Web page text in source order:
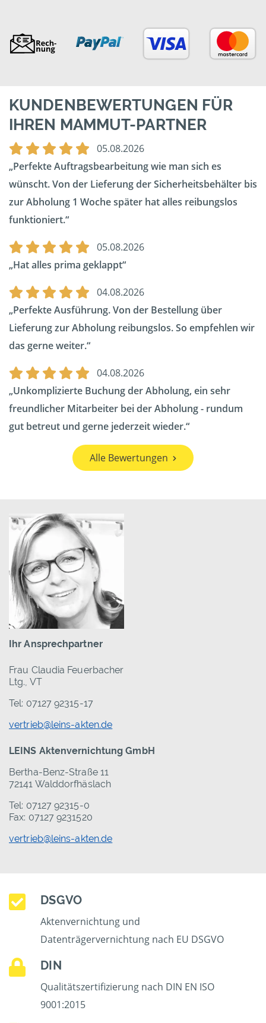
KUNDENBEWERTUNGEN FÜR
IHREN MAMMUT-PARTNER
05.08.2026
Perfekte Auftragsbearbeitung wie man sich es
wünscht. Von der Lieferung der Sicherheitsbehälter bis
zur Abholung 1 Woche später hat alles reibungslos
funktioniert.
05.08.2026
Hat alles prima geklappt
04.08.2026
Perfekte Ausführung. Von der Bestellung über
Lieferung zur Abholung reibungslos. So empfehlen wir
das gerne weiter.
04.08.2026
Unkomplizierte Buchung der Abholung, ein sehr
freundlicher Mitarbeiter bei der Abholung - rundum
gut betreut und gerne jederzeit wieder.
Alle Bewertungen
Ihr Ansprechpartner
Frau Claudia Feuerbacher
Ltg., VT
Tel: 07127 92315-17
vertrieb@leins-akten.de
LEINS Aktenvernichtung GmbH
Bertha-Benz-Straße 11
72141 Walddorfhäslach
Tel: 07127 92315-0
Fax: 07127 9231520
vertrieb@leins-akten.de
DSGVO
Aktenvernichtung und
Datenträgervernichtung nach EU DSGVO
DIN
Qualitätszertifizierung nach DIN EN ISO
9001:2015